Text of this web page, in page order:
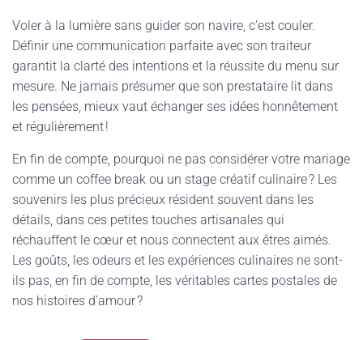
Voler à la lumière sans guider son navire, c’est couler.
Définir une communication parfaite avec son traiteur
garantit la clarté des intentions et la réussite du menu sur
mesure. Ne jamais présumer que son prestataire lit dans
les pensées, mieux vaut échanger ses idées honnêtement
et régulièrement !
En fin de compte, pourquoi ne pas considérer votre mariage
comme un coffee break ou un stage créatif culinaire ? Les
souvenirs les plus précieux résident souvent dans les
détails, dans ces petites touches artisanales qui
réchauffent le cœur et nous connectent aux êtres aimés.
Les goûts, les odeurs et les expériences culinaires ne sont-
ils pas, en fin de compte, les véritables cartes postales de
nos histoires d’amour ?